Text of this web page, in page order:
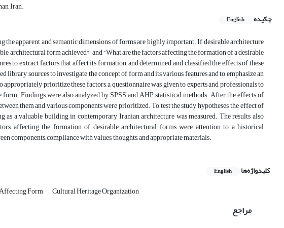
Iran.
چکیده
English
apparent and semantic dimensions of forms are highly important. If desirable architecture
architectural form achieved?” and “What are the factors affecting the formation of a desirable
to extract factors that affect its formation, and determined and classified the effects of these
sources to investigate the concept of form and its various features and to emphasize an
prioritize these factors, a questionnaire was given to experts and professionals to
Findings were also analyzed by SPSS and AHP statistical methods. After the effects of
them and various components were prioritized. To test the study hypotheses, the effect of
a valuable building in contemporary Iranian architecture was measured. The results also
affecting the formation of desirable architectural forms were attention to a historical
components, compliance with values, thoughts, and appropriate materials.
کلیدواژه‌ها English
Form Cultural Heritage Organization
مراجع